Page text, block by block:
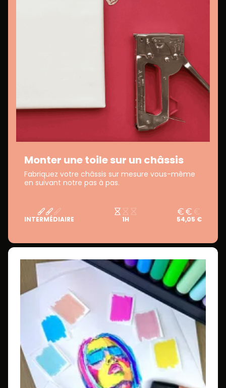
Monter une toile sur un châssis
Fabriquez votre châssis sur mesure vous-même
en suivant notre pas à pas.
INTERMÉDIAIRE 1H 54,05 €